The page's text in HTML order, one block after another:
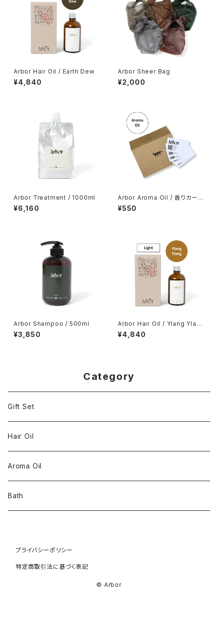
Arbor Hair Oil / Earth Dew
¥4,840
Arbor Sheer Bag
¥2,000
Arbor Treatment / 1000ml
¥6,160
Arbor Aroma Oil / 香りカード
(ムエット)
¥550
Arbor Shampoo / 500ml
¥3,850
Arbor Hair Oil / Ylang Ylan
g
¥4,840
Category
Gift Set
Hair Oil
Aroma Oil
Bath
プライバシーポリシー
特定商取引法に基づく表記
© Arbor